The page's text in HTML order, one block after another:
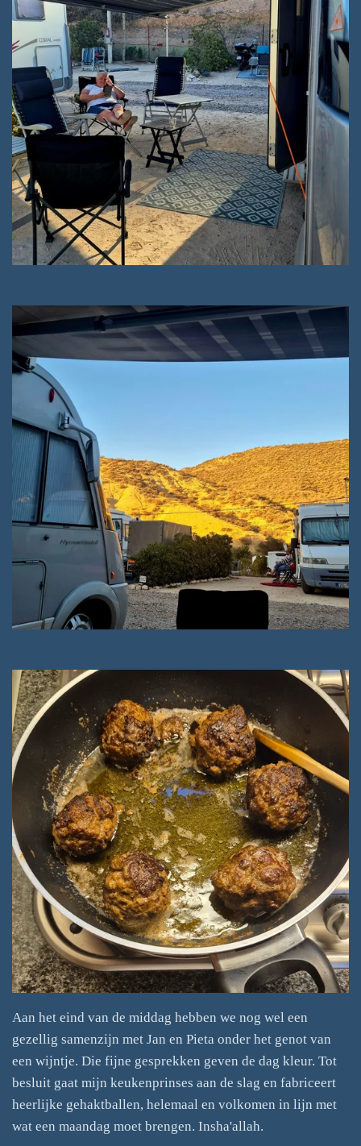
Aan het eind van de middag hebben we nog wel een
gezellig samenzijn met Jan en Pieta onder het genot van
een wijntje. Die fijne gesprekken geven de dag kleur. Tot
besluit gaat mijn keukenprinses aan de slag en fabriceert
heerlijke gehaktballen, helemaal en volkomen in lijn met
wat een maandag moet brengen. Insha'allah.